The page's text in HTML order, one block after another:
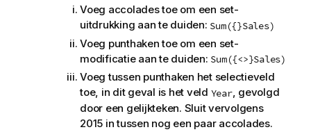
Voeg accolades toe om een set-
uitdrukking aan te duiden: Sum({}Sales)
Voeg punthaken toe om een set-
modificatie aan te duiden: Sum({<>}Sales)
Voeg tussen punthaken het selectieveld
toe, in dit geval is het veld Year, gevolgd
door een gelijkteken. Sluit vervolgens
2015 in tussen nog een paar accolades.